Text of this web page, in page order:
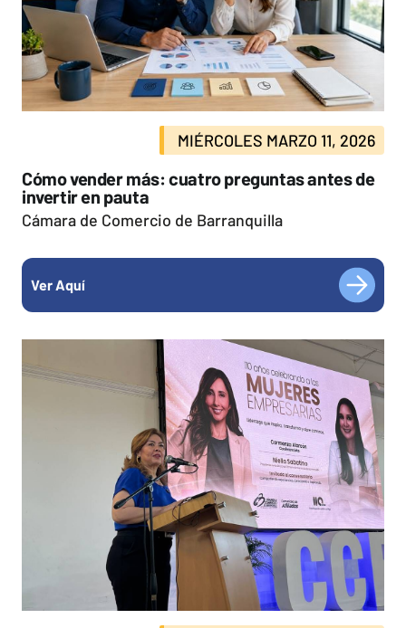
MIÉRCOLES MARZO 11, 2026
Cómo vender más: cuatro preguntas antes de
invertir en pauta
Cámara de Comercio de Barranquilla
Ver Aquí